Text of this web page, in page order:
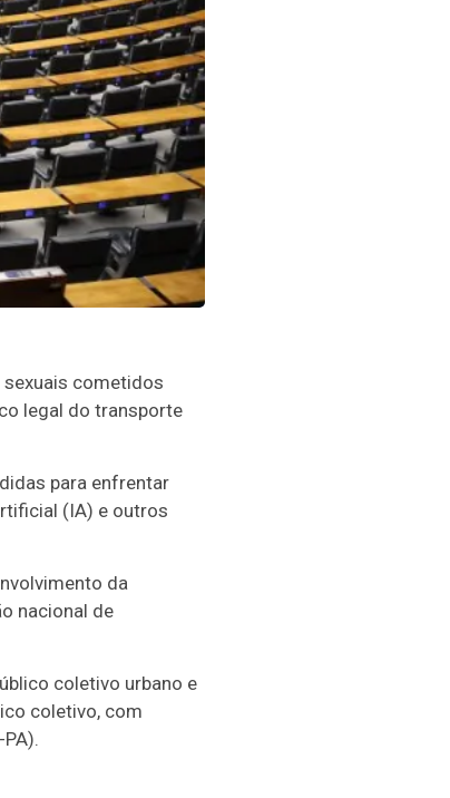
sexuais cometidos
legal do transporte
para enfrentar
(IA) e outros
da
nacional de
coletivo urbano e
coletivo, com